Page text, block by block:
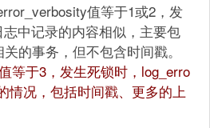
值等于1或2，发
中记录的内容相似，主要包
的事务，但不包含时间戳。
等于3，发生死锁时，log_erro
情况，包括时间戳、更多的上